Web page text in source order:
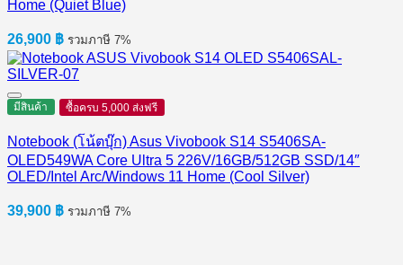
Home (Quiet Blue)
26,900 ฿ รวมภาษี 7%
มีสินค้า ซื้อครบ 5,000 ส่งฟรี
Notebook (โน้ตบุ๊ก) Asus Vivobook S14 S5406SA-
OLED549WA Core Ultra 5 226V/16GB/512GB SSD/14″
OLED/Intel Arc/Windows 11 Home (Cool Silver)
39,900 ฿ รวมภาษี 7%